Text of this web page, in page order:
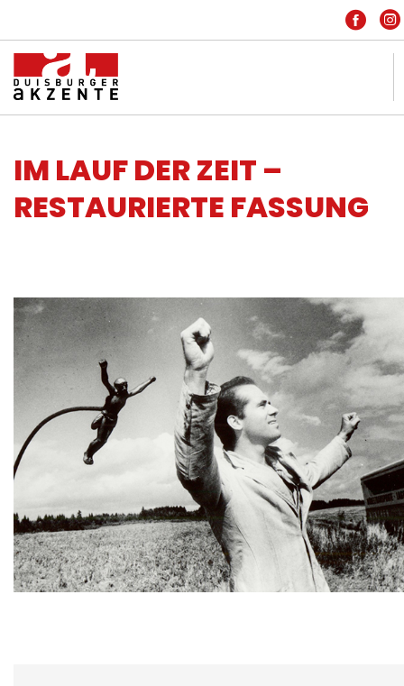
IMPRESSUM
DATENSCHUTZ
PARTNER
FREIE SZENE
ARCHIV
IM LAUF DER ZEIT –
RESTAURIERTE FASSUNG